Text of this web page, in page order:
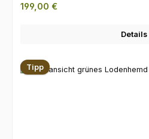
Regulärer Preis:
199,00 €
Details
Tipp